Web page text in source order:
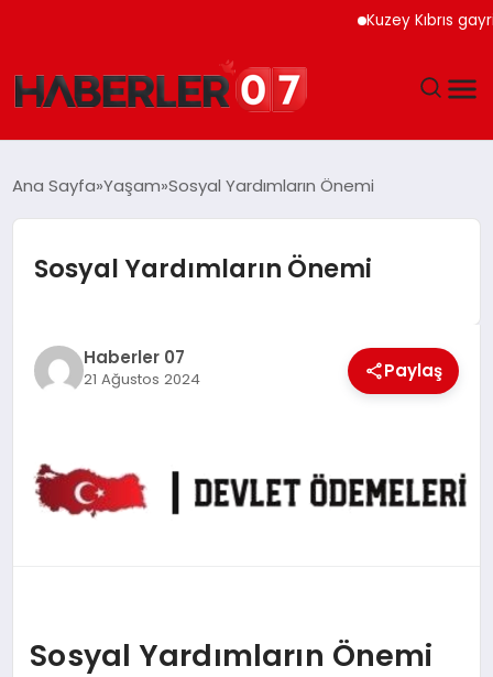
Kuzey Kıbrıs
EKONOMI
YAŞAM
TEKNOLOJI
MAGAZIN
Ana Sayfa Yaşam Sosyal Yardımların Önemi
Sosyal Yardımların Önemi
Haberler 07
21 Ağustos 2024 Paylaş
Sosyal Yardımların Önemi